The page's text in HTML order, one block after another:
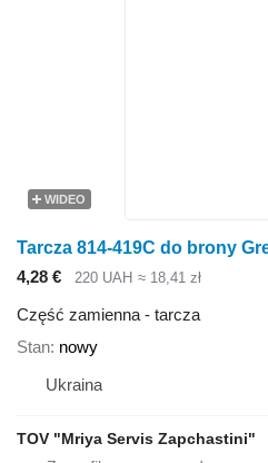
WIDEO
Tarcza 814-419C do brony
4,28 €
220 UAH ≈ 18,41 zł
Część zamienna - tarcza
Stan nowy
Ukraina
TOV "Mriya Servis Zapchastini"